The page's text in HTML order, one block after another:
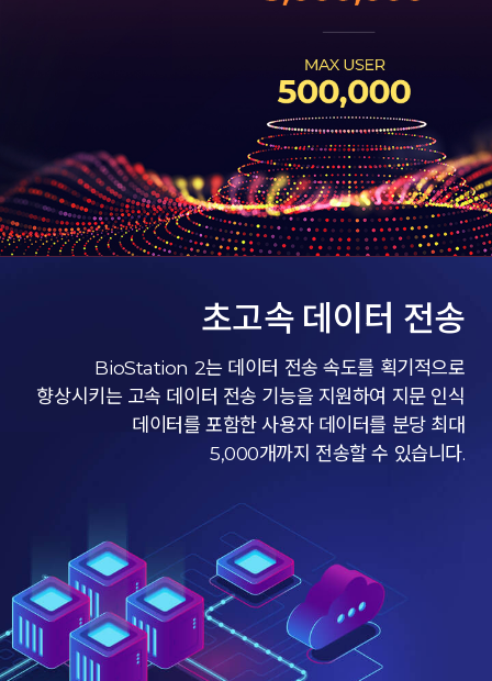
초고속 데이터 전송
BioStation 2는 데이터 전송 속도를 획기적으로
향상시키는 고속 데이터 전송 기능을 지원하여 지문 인식
데이터를 포함한 사용자 데이터를 분당 최대
5,000개까지 전송할 수 있습니다.